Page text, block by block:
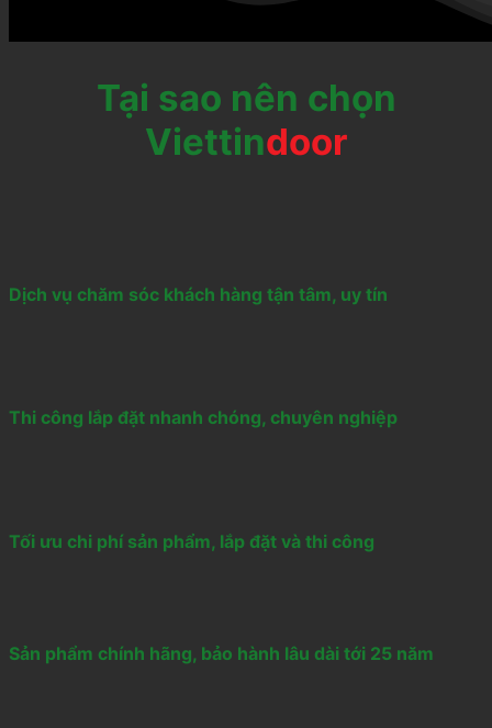
Tại sao nên chọn
Viettindoor
Dịch vụ chăm sóc khách hàng tận tâm, uy tín
Thi công lắp đặt nhanh chóng, chuyên nghiệp
Tối ưu chi phí sản phẩm, lắp đặt và thi công
Sản phẩm chính hãng, bảo hành lâu dài tới 25 năm